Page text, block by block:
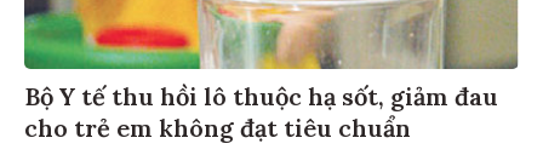
Bộ Y tế thu hồi lô thuộc hạ sốt, giảm đau
cho trẻ em không đạt tiêu chuẩn